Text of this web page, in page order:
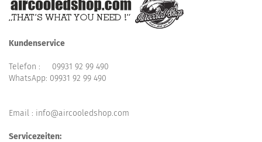
Kundenservice
Telefon : 09931 92 99 490
WhatsApp: 09931 92 99 490
Email : info@aircooledshop.com
Servicezeiten: